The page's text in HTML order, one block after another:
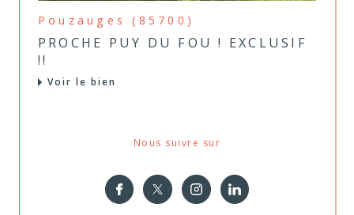
Pouzauges (85700)
PROCHE PUY DU FOU ! EXCLUSIF
!!
Voir le bien
Nous suivre sur